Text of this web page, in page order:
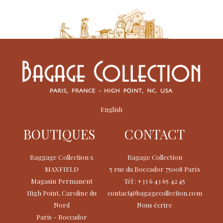
English
BOUTIQUES
Baggage Collection x
MAXFIELD
Magasin Permanent
High Point, Caroline du
Nord
Paris - Boccador
CONTACT
Bagage Collection
5 rue du Boccador 75008 Paris
Tél : +33 6 43 65 42 45
contact@bagagecollection.com
Nous écrire